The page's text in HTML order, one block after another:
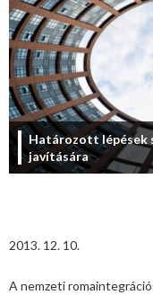
Határozott lépések
javítására
2013. 12. 10.
A nemzeti